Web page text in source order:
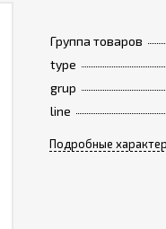
Группа товаров
type
grup
line
Подробные